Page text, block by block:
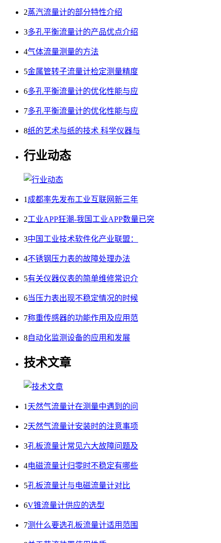
2蒸汽流量计的部分特性介绍
3多孔平衡流量计的产品优点介绍
4气体流量测量的方法
5金属管转子流量计检定测量精度
6多孔平衡流量计的优化性能与应
7多孔平衡流量计的优化性能与应
8纸的艺术与纸的技术 科学仪器与
行业动态
1 成都率先发布工业互联网新三年
2工业APP狂潮-我国工业APP数量已突
3中国工业技术软件化产业联盟：
4不锈钢压力表的故障处理办法
5有关仪器仪表的简单维修常识介
6当压力表出现不稳定情况的时候
7称重传感器的功能作用及应用范
8自动化监测设备的应用和发展
技术文章
1 天然气流量计在测量中遇到的问
2天然气流量计安装时的注意事项
3孔板流量计常见六大故障问题及
4电磁流量计归零时不稳定有哪些
5孔板流量计与电磁流量计对比
6V锥流量计供应的选型
7测什么要选孔板流量计适用范围